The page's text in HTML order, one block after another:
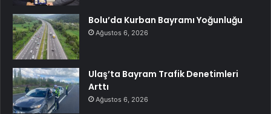
Bolu’da Kurban Bayramı Yoğunluğu
Ağustos 6, 2026
Ulaş’ta Bayram Trafik Denetimleri
Arttı
Ağustos 6, 2026